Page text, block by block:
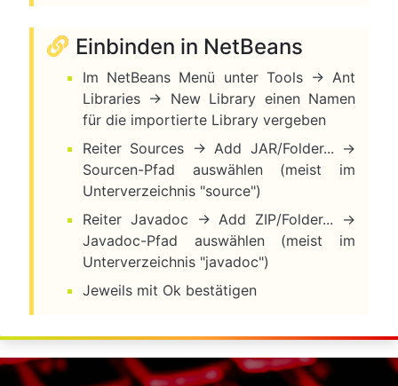
Einbinden in NetBeans
Im NetBeans Menü unter Tools → Ant
Libraries → New Library einen Namen
für die importierte Library vergeben
Reiter Sources → Add JAR/Folder... →
Sourcen-Pfad auswählen (meist im
Unterverzeichnis "source")
Reiter Javadoc → Add ZIP/Folder... →
Javadoc-Pfad auswählen (meist im
Unterverzeichnis "javadoc")
Jeweils mit Ok bestätigen